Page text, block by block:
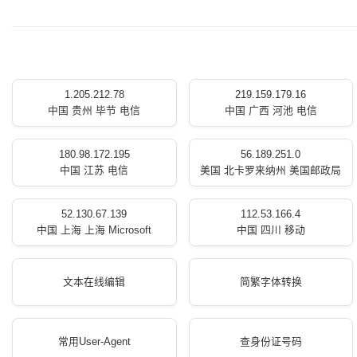
1.205.212.78
中国 贵州 毕节 电信
219.159.179.16
中国 广西 河池 电信
180.98.172.195
中国 江苏 电信
56.189.251.0
美国 北卡罗来纳州 美国邮政局
52.130.67.139
中国 上海 上海 Microsoft
112.53.166.4
中国 四川 移动
文本在线编辑 简繁字体转换
常用User-Agent 查身份证号码